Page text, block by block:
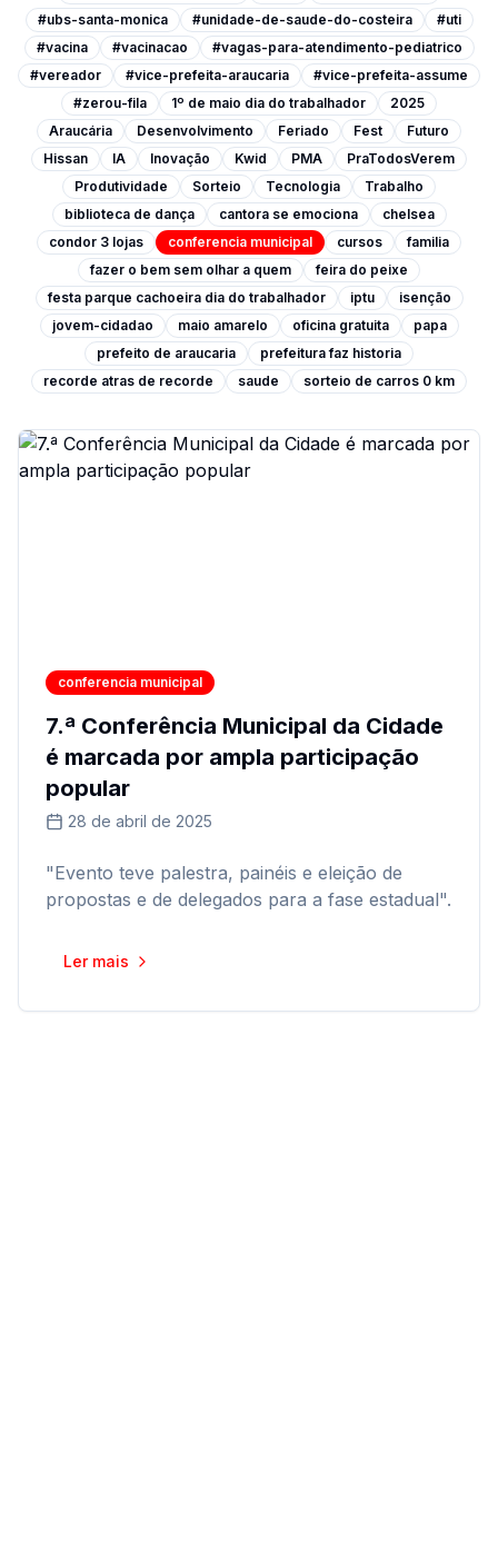
#ubs-santa-monica #unidade-de-saude-do-costeira
#uti
#vacina
#vacinacao
#vagas-para-atendimento-pediatrico
#vereador
#vice-prefeita-araucaria
#vice-prefeita-assume
#zerou-fila
1º de maio dia do trabalhador
2025
Araucária
Desenvolvimento Feriado Fest
Futuro
Hissan
IA Inovação Kwid PMA
PraTodosVerem
Produtividade
Sorteio Tecnologia
Trabalho
biblioteca de dança
cantora se emociona
chelsea
condor 3 lojas
conferencia municipal cursos
familia
fazer o bem sem olhar a quem
feira do peixe
festa parque cachoeira dia do trabalhador
iptu
isenção
jovem-cidadao
maio amarelo oficina gratuita
papa
prefeito de araucaria
prefeitura faz historia
recorde atras de recorde
saude sorteio de carros 0 km
conferencia municipal
7.ª Conferência Municipal da Cidade
é marcada por ampla participação
popular
28 de abril de 2025
"Evento teve palestra, painéis e eleição de
propostas e de delegados para a fase estadual".
Ler mais